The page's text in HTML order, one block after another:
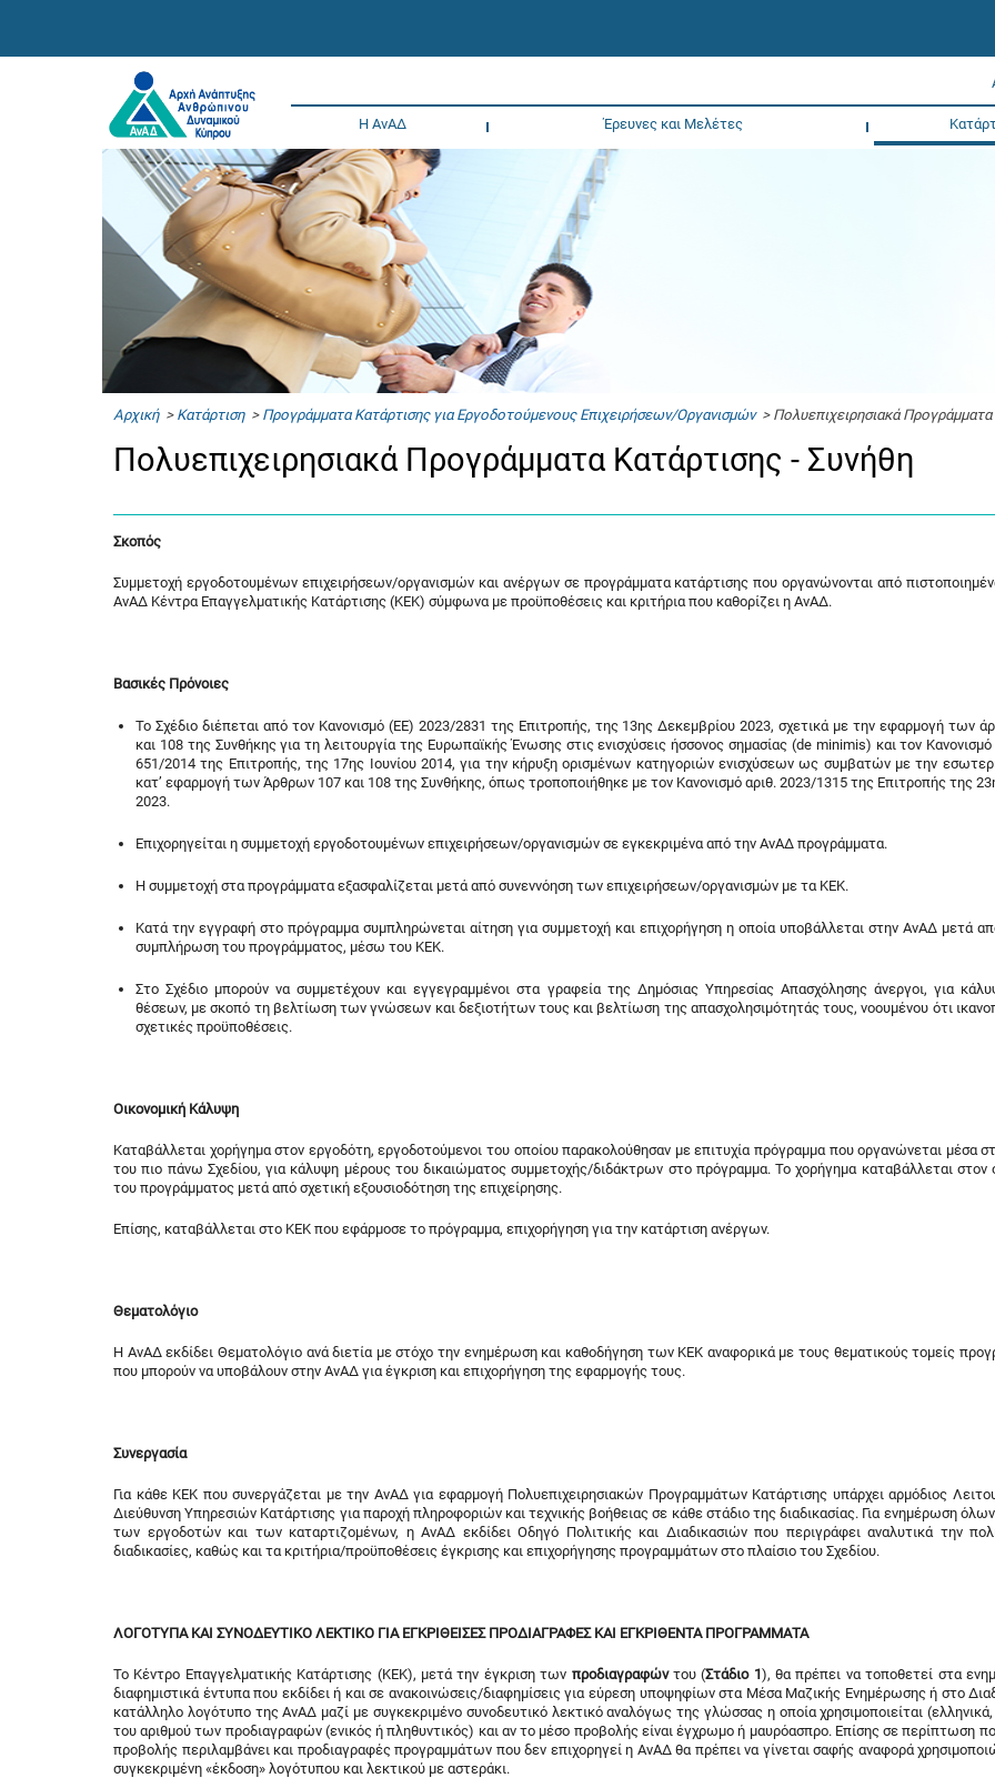
Η ΑνΑΔ Έρευνες και Μελέτες
Αρχική> Κατάρτιση> Προγράμματα Κατάρτισης για Εργοδοτούμενους Επιχειρήσεων/Οργανισμών> Πολυεπιχειρησιακά Προγράμματα
Πολυεπιχειρησιακά Προγράμματα Κατάρτισης - Συνήθη
Σκοπός
Συμμετοχή εργοδοτουμένων επιχειρήσεων/οργανισμών και ανέργων σε προγράμματα κατάρτισης που οργανώνονται από
ΑνΑΔ Κέντρα Επαγγελματικής Κατάρτισης (ΚΕΚ) σύμφωνα με προϋποθέσεις και κριτήρια που καθορίζει η ΑνΑΔ.
Βασικές Πρόνοιες
Το Σχέδιο διέπεται από τον Κανονισμό (ΕΕ) 2023/2831 της Επιτροπής, της 13ης Δεκεμβρίου 2023, σχετικά με την εφαρμογή των
και 108 της Συνθήκης για τη λειτουργία της Ευρωπαϊκής Ένωσης στις ενισχύσεις ήσσονος σημασίας (de minimis) και τον
651/2014 της Επιτροπής, της 17ης Ιουνίου 2014, για την κήρυξη ορισμένων κατηγοριών ενισχύσεων ως συμβατών με την
κατ’ εφαρμογή των Άρθρων 107 και 108 της Συνθήκης, όπως τροποποιήθηκε με τον Κανονισμό αριθ. 2023/1315 της Επιτροπής της
2023.
Επιχορηγείται η συμμετοχή εργοδοτουμένων επιχειρήσεων/οργανισμών σε εγκεκριμένα από την ΑνΑΔ προγράμματα.
Η συμμετοχή στα προγράμματα εξασφαλίζεται μετά από συνεννόηση των επιχειρήσεων/οργανισμών με τα ΚΕΚ.
Κατά την εγγραφή στο πρόγραμμα συμπληρώνεται αίτηση για συμμετοχή και επιχορήγηση η οποία υποβάλλεται στην ΑνΑΔ μετά
συμπλήρωση του προγράμματος, μέσω του ΚΕΚ.
Στο Σχέδιο μπορούν να συμμετέχουν και εγγεγραμμένοι στα γραφεία της Δημόσιας Υπηρεσίας Απασχόλησης άνεργοι, για
θέσεων, με σκοπό τη βελτίωση των γνώσεων και δεξιοτήτων τους και βελτίωση της απασχολησιμότητάς τους, νοουμένου ότι
σχετικές προϋποθέσεις.
Οικονομική Κάλυψη
Καταβάλλεται χορήγημα στον εργοδότη, εργοδοτούμενοι του οποίου παρακολούθησαν με επιτυχία πρόγραμμα που οργανώνεται μέσα
του πιο πάνω Σχεδίου, για κάλυψη μέρους του δικαιώματος συμμετοχής/διδάκτρων στο πρόγραμμα. Το χορήγημα καταβάλλεται στον
του προγράμματος μετά από σχετική εξουσιοδότηση της επιχείρησης.
Επίσης, καταβάλλεται στο ΚΕΚ που εφάρμοσε το πρόγραμμα, επιχορήγηση για την κατάρτιση ανέργων.
Θεματολόγιο
Η ΑνΑΔ εκδίδει Θεματολόγιο ανά διετία με στόχο την ενημέρωση και καθοδήγηση των ΚΕΚ αναφορικά με τους θεματικούς τομείς
που μπορούν να υποβάλουν στην ΑνΑΔ για έγκριση και επιχορήγηση της εφαρμογής τους.
Συνεργασία
Για κάθε ΚΕΚ που συνεργάζεται με την ΑνΑΔ για εφαρμογή Πολυεπιχειρησιακών Προγραμμάτων Κατάρτισης υπάρχει αρμόδιος
Διεύθυνση Υπηρεσιών Κατάρτισης για παροχή πληροφοριών και τεχνικής βοήθειας σε κάθε στάδιο της διαδικασίας. Για ενημέρωση
των εργοδοτών και των καταρτιζομένων, η ΑνΑΔ εκδίδει Οδηγό Πολιτικής και Διαδικασιών που περιγράφει αναλυτικά την
διαδικασίες, καθώς και τα κριτήρια/προϋποθέσεις έγκρισης και επιχορήγησης προγραμμάτων στο πλαίσιο του Σχεδίου.
ΛΟΓΟΤΥΠΑ ΚΑΙ ΣΥΝΟΔΕΥΤΙΚΟ ΛΕΚΤΙΚΟ ΓΙΑ ΕΓΚΡΙΘΕΙΣΕΣ ΠΡΟΔΙΑΓΡΑΦΕΣ ΚΑΙ ΕΓΚΡΙΘΕΝΤΑ ΠΡΟΓΡΑΜΜΑΤΑ
Το Κέντρο Επαγγελματικής Κατάρτισης (ΚΕΚ), μετά την έγκριση των προδιαγραφώντου (Στάδιο 1), θα πρέπει να τοποθετεί στα
διαφημιστικά έντυπα που εκδίδει ή και σε ανακοινώσεις/διαφημίσεις για εύρεση υποψηφίων στα Μέσα Μαζικής Ενημέρωσης ή στο
κατάλληλο λογότυπο της ΑνΑΔ μαζί με συγκεκριμένο συνοδευτικό λεκτικό αναλόγως της γλώσσας η οποία χρησιμοποιείται (ελληνικά,
του αριθμού των προδιαγραφών (ενικός ή πληθυντικός) και αν το μέσο προβολής είναι έγχρωμο ή μαυρόασπρο. Επίσης σε περίπτωση
προβολής περιλαμβάνει και προδιαγραφές προγραμμάτων που δεν επιχορηγεί η ΑνΑΔ θα πρέπει να γίνεται σαφής αναφορά
συγκεκριμένη «έκδοση» λογότυπου και λεκτικού με αστεράκι.